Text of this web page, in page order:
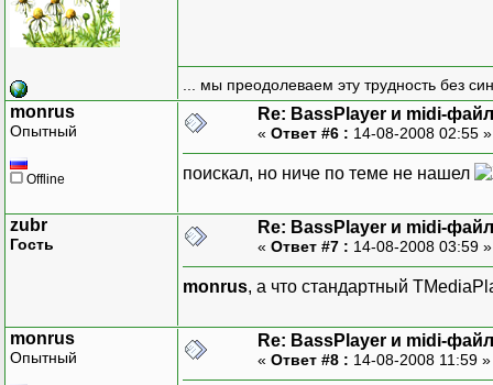
... мы преодолеваем эту трудность без
monrus
Опытный
Offline
Re: BassPlayer и midi-
« Ответ #6 : 14-08-2008 02:55
поискал, но ниче по теме не нашел
zubr
Гость
Re: BassPlayer и midi-
« Ответ #7 : 14-08-2008 03:59
monrus, а что стандартный
monrus
Опытный
Re: BassPlayer и midi-
« Ответ #8 : 14-08-2008 11:59